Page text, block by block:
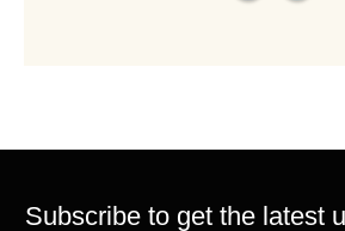
Subscribe to get the latest